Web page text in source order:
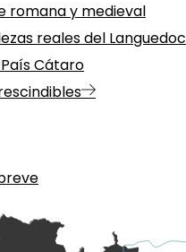
romana y medieval
reales del Languedoc
País Cátaro